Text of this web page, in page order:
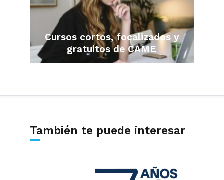
Cursos cortos, focalizados y
gratuitos de CAME
También te puede interesar